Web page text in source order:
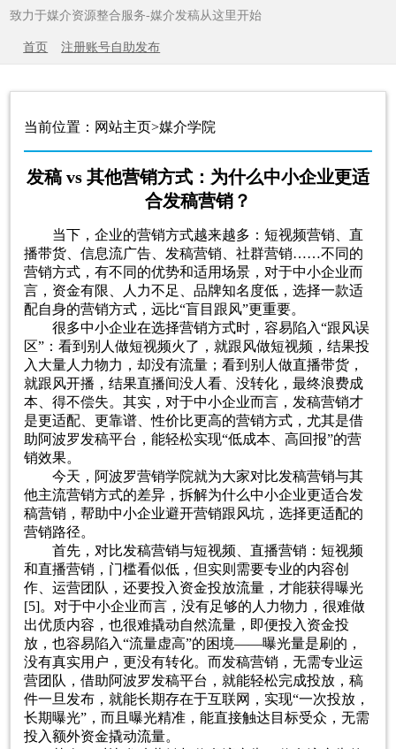
致力于媒介资源整合服务-媒介发稿从这里开始
首页 注册账号自助发布
当前位置：网站主页>媒介学院
发稿 vs 其他营销方式：为什么中小企业更适
合发稿营销？
当下，企业的营销方式越来越多：短视频营销、直
播带货、信息流广告、发稿营销、社群营销……不同的
营销方式，有不同的优势和适用场景，对于中小企业而
言，资金有限、人力不足、品牌知名度低，选择一款适
配自身的营销方式，远比“盲目跟风”更重要。
很多中小企业在选择营销方式时，容易陷入“跟风误
区”：看到别人做短视频火了，就跟风做短视频，结果投
入大量人力物力，却没有流量；看到别人做直播带货，
就跟风开播，结果直播间没人看、没转化，最终浪费成
本、得不偿失。其实，对于中小企业而言，发稿营销才
是更适配、更靠谱、性价比更高的营销方式，尤其是借
助阿波罗发稿平台，能轻松实现“低成本、高回报”的营
销效果。
今天，阿波罗营销学院就为大家对比发稿营销与其
他主流营销方式的差异，拆解为什么中小企业更适合发
稿营销，帮助中小企业避开营销跟风坑，选择更适配的
营销路径。
首先，对比发稿营销与短视频、直播营销：短视频
和直播营销，门槛看似低，但实则需要专业的内容创
作、运营团队，还要投入资金投放流量，才能获得曝光
[5]。对于中小企业而言，没有足够的人力物力，很难做
出优质内容，也很难撬动自然流量，即便投入资金投
放，也容易陷入“流量虚高”的困境——曝光量是刷的，
没有真实用户，更没有转化。而发稿营销，无需专业运
营团队，借助阿波罗发稿平台，就能轻松完成投放，稿
件一旦发布，就能长期存在于互联网，实现“一次投放，
长期曝光”，而且曝光精准，能直接触达目标受众，无需
投入额外资金撬动流量。